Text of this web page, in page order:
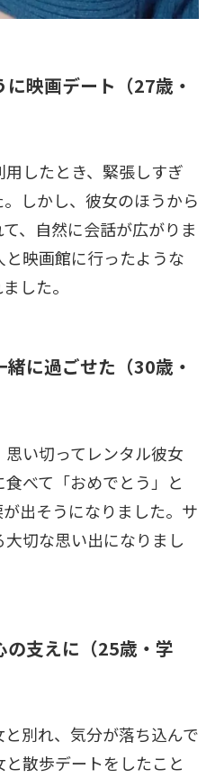
映画デート（27歳・
したとき、緊張しすぎ
しかし、彼女のほうから
、自然に会話が広がりま
映画館に行ったような
した。
に過ごせた（30歳・
い切ってレンタル彼女
べて「おめでとう」と
出そうになりました。サ
切な思い出になりまし
支えに（25歳・学
別れ、気分が落ち込んで
散歩デートをしたこと